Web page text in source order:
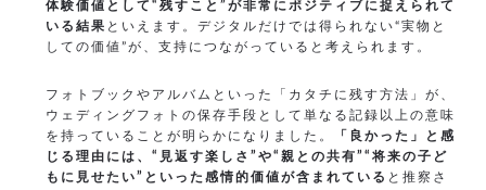
体験価値として“残すこと”が非常にポジティブに捉えられて
いる結果 といえます。デジタルだけでは得られない“実物と
しての価値”が、支持につながっていると考えられます。
フォトブックやアルバムといった「カタチに残す方法」が、
ウェディングフォトの保存手段として単なる記録以上の意味
を持っていることが明らかになりました。
「良かった」と感
じる理由には、“見返す楽しさ”や“親との共有”“将来の子ど
もに見せたい”といった感情的価値が含まれている と推察さ